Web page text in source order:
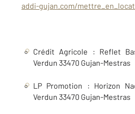
addi-gujan.com/
Crédit Agricole : Reflet
Verdun 33470 Gujan-Mestras
LP Promotion : Horizon
Verdun 33470 Gujan-Mestras